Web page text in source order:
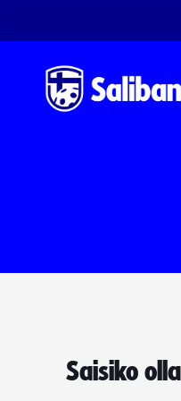
Saisiko